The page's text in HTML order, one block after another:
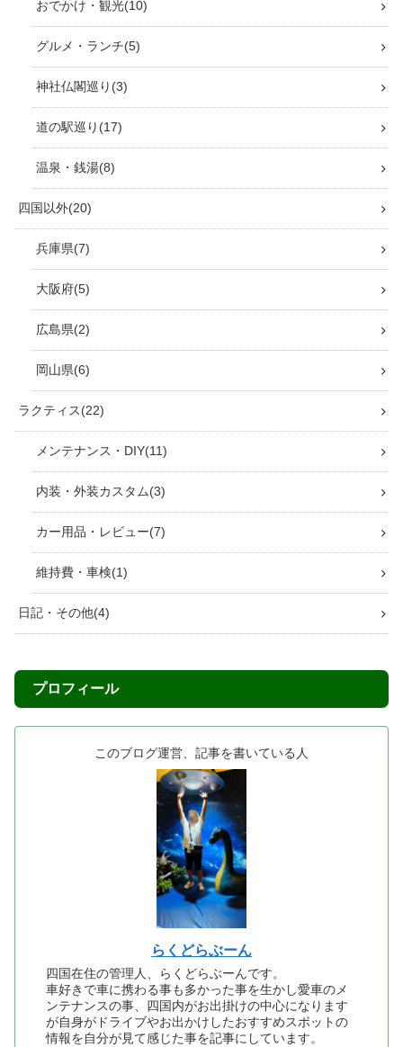
おでかけ・観光 10
グルメ・ランチ 5
神社仏閣巡り 3
道の駅巡り 17
温泉・銭湯 8
四国以外 20
兵庫県 7
大阪府 5
広島県 2
岡山県 6
ラクティス 22
メンテナンス・DIY 11
内装・外装カスタム 3
カー用品・レビュー 7
維持費・車検 1
日記・その他 4
プロフィール
このブログ運営、記事を書いている人
らくどらぶーん
四国在住の管理人、らくどらぶーんです。
車好きで車に携わる事も多かった事を生かし愛車のメ
ンテナンスの事、四国内がお出掛けの中心になります
が自身がドライブやお出かけしたおすすめスポットの
情報を自分が見て感じた事を記事にしています。